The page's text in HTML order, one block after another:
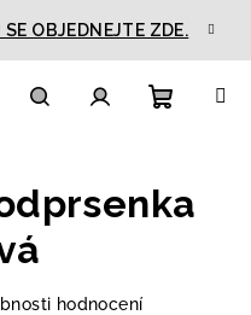
OBJEDNEJTE ZDE.
košík
hodnocení